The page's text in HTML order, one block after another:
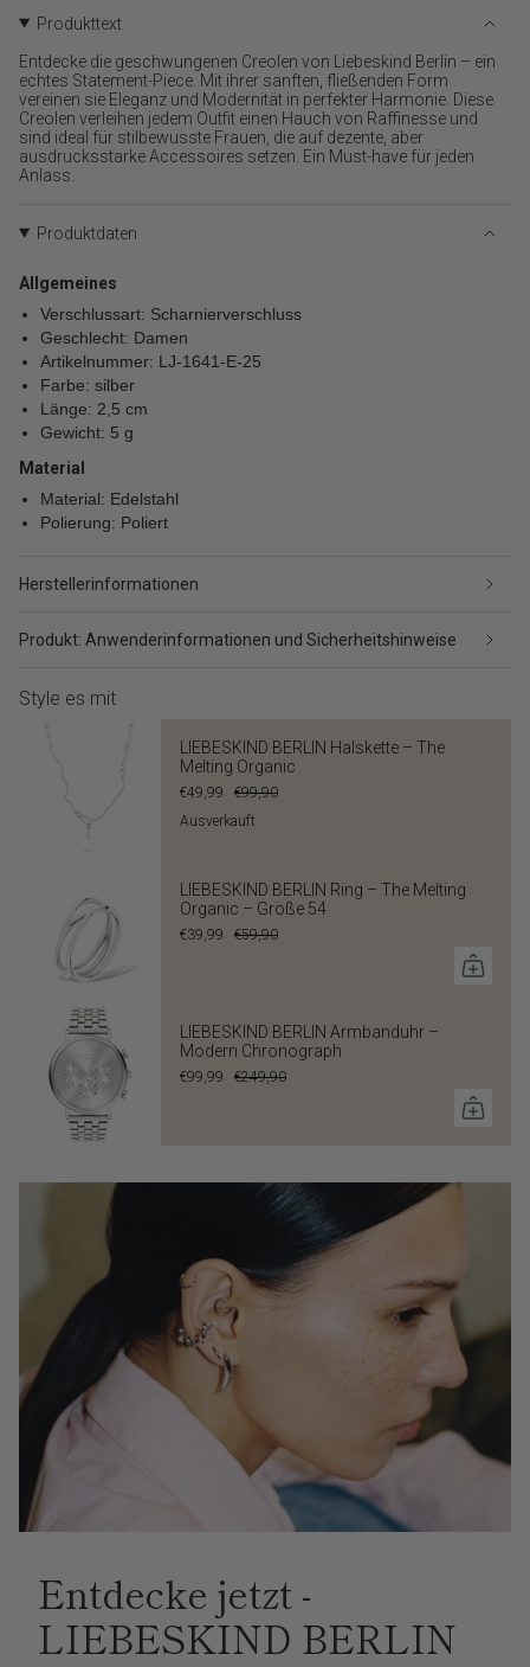
Warenkorb",
"decrease"=>"Menge
für
{{
product
}}
verringern",
"multiples_of"=>"Schritte
quantity
"minimum_of"=>"Minimum
von
quantity
"maximum_of"=>"Maximum
von
{{
quantity
Produkttext
Entdecke die geschwungenen Creolen von Liebeskind Berlin – ein
echtes Statement-Piece. Mit ihrer sanften, fließenden Form
vereinen sie Eleganz und Modernität in perfekter Harmonie. Diese
Creolen verleihen jedem Outfit einen Hauch von Raffinesse und
sind ideal für stilbewusste Frauen, die auf dezente, aber
ausdrucksstarke Accessoires setzen. Ein Must-have für jeden
Anlass.
Produktdaten
Allgemeines
Verschlussart: Scharnierverschluss
Geschlecht: Damen
Artikelnummer: LJ-1641-E-25
Farbe: silber
Länge: 2,5 cm
Gewicht: 5 g
Material
Material: Edelstahl
Polierung: Poliert
Herstellerinformationen
Produkt: Anwenderinformationen und Sicherheitshinweise
Style es mit
LIEBESKIND BERLIN Halskette – The
Melting Organic
€49,99
€99,90
Ausverkauft
LIEBESKIND BERLIN Ring – The Melting
Organic – Größe 54
€39,99 €59,90
LIEBESKIND BERLIN Armbanduhr –
Modern Chronograph
€99,99 €249,90
Entdecke jetzt -
LIEBESKIND BERLIN